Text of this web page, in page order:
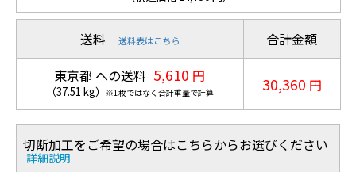
送料 送料表はこちら
東京都 への送料 5,610 円
（37.51 kg） ※1枚ではなく合計重量で計算
合計金額
30,360 円
切断加工をご希望の場合はこちらからお選びください
詳細説明